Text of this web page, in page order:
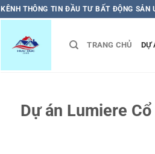
KÊNH THÔNG TIN ĐẦU TƯ BẤT ĐỘNG SẢN
TRANG CHỦ DỰ
Dự án Lumiere